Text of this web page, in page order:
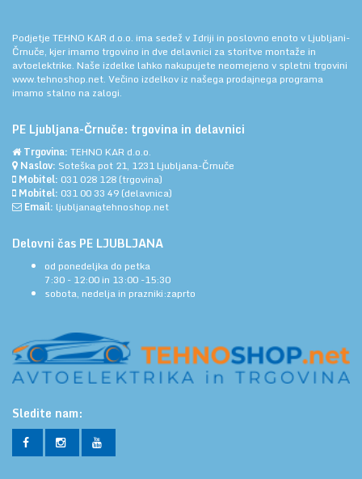
Podjetje TEHNO KAR d.o.o. ima sedež v Idriji in poslovno enoto v Ljubljani-
Črnuče, kjer imamo trgovino in dve delavnici za storitve montaže in
avtoelektrike. Naše izdelke lahko nakupujete neomejeno v spletni trgovini
www.tehnoshop.net. Večino izdelkov iz našega prodajnega programa
imamo stalno na zalogi.
PE Ljubljana-Črnuče: trgovina in delavnici
Trgovina: TEHNO KAR d.o.o.
Naslov: Soteška pot 21, 1231 Ljubljana-Črnuče
Mobitel: 031 028 128 (trgovina)
Mobitel: 031 00 33 49 (delavnica)
Email: ljubljana@tehnoshop.net
Delovni čas PE LJUBLJANA
od ponedeljka do petka
7:30 - 12:00 in 13:00 -15:30
sobota, nedelja in prazniki:zaprto
Sledite nam: